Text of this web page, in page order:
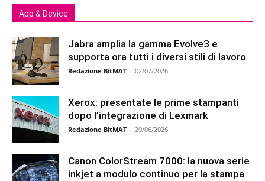
App & Device
Jabra amplia la gamma Evolve3 e
supporta ora tutti i diversi stili di lavoro
Redazione BitMAT - 02/07/2026
Xerox: presentate le prime stampanti
dopo l’integrazione di Lexmark
Redazione BitMAT - 29/06/2026
Canon ColorStream 7000: la nuova serie
inkjet a modulo continuo per la stampa